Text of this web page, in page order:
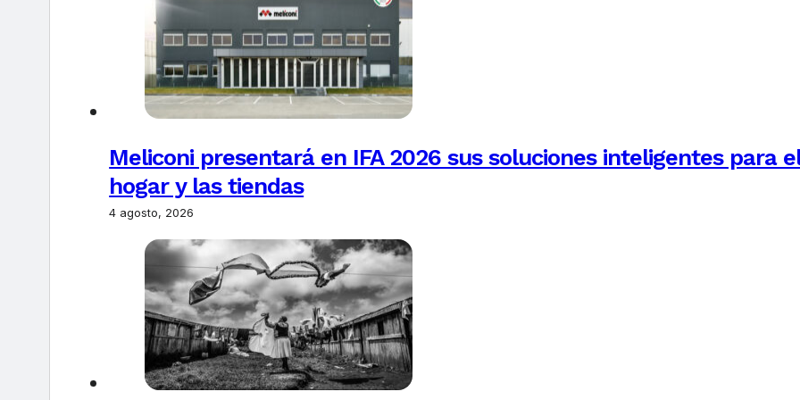
Meliconi presentará en IFA 2026 sus soluciones inteligentes para
hogar y las tiendas
4 agosto, 2026